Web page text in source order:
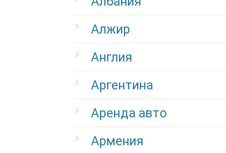
Алжир
Англия
Аргентина
Аренда авто
Армения